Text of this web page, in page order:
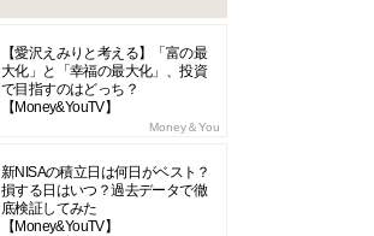
【愛沢えみりと考える】「富の最
大化」と「幸福の最大化」、投資
で目指すのはどっち？
【Money&YouTV】
Money＆You
新NISAの積立日は何日がベスト？
損する日はいつ？過去データで徹
底検証してみた
【Money&YouTV】